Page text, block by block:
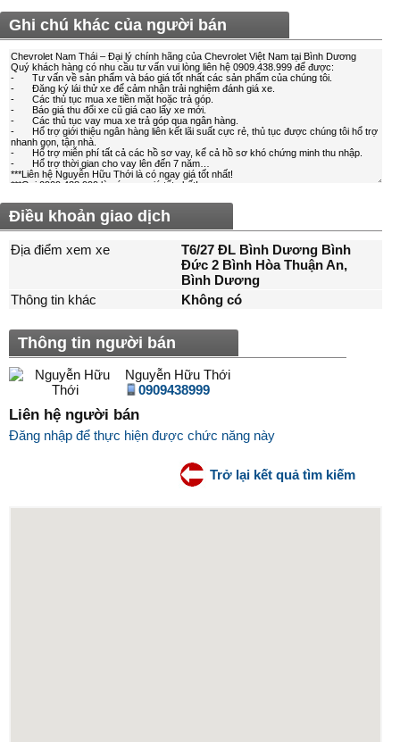
Ghi chú khác của người bán
Điều khoản giao dịch
Địa điểm xem xe
T6/27 ĐL Bình Dương Bình
Đức 2 Bình Hòa Thuận An,
Bình Dương
Thông tin khác
Không có
Thông tin người bán
Nguyễn Hữu Thới
0909438999
Liên hệ người bán
Đăng nhập để thực hiện được chức năng này
Trở lại kết quả tìm kiếm